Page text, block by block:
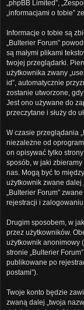
„phpBB Limited”,
„informacjami o tobie”
Informacje o tobie są
„Bulterier Forum”
są małymi plikami
twojej przeglądarki.
użytkownika zwany
id”, automatycznie
zostanie utworzone,
Jest ono używane do
przeczytane i służy do
W czasie przeglądania
niezależne od
on opisywać tylko
sposób, w jaki
nas. Mogą być to
użytkownik zwane dalej
„Bulterier Forum”
rejestracji i
Drugim sposobem, w
przez użytkowników.
użytkownik anonimowy
stronie „Bulterier
publikowane po
postami”).
Twoje konto będzie
zwaną dalej „twoja